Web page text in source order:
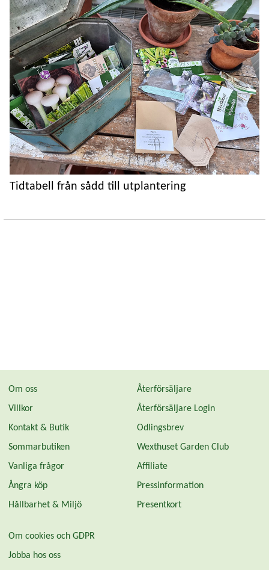
Tidtabell från sådd till utplantering
Om oss
Villkor
Kontakt & Butik
Sommarbutiken
Vanliga frågor
Ångra köp
Hållbarhet & Miljö
Återförsäljare
Återförsäljare Login
Odlingsbrev
Wexthuset Garden Club
Affiliate
Pressinformation
Presentkort
Om cookies och GDPR
Jobba hos oss